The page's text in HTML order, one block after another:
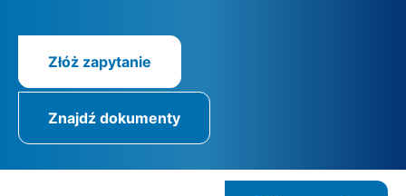
Złóż zapytanie
Znajdź dokumenty